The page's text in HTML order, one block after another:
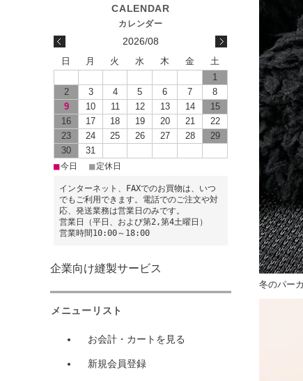
冬のパー
2026/08
日 月 火 水 木 金
土
1
2
3 4 5 6 7
8
9
10 11 12 13 14
15
16
17 18 19 20 21
22
23
24 25 26 27 28
29
30
31
■今日 ■ 定休日
インターネット、FAXでのお買物は、いつ
でもご利用できます。電話でのご注文や対
応、発送業務は営業日のみです。
営業日（平日、および第2,第4土曜日）
営業時間10:00～18:00
企業向け縫製サービス
メニューリスト
お会計・カートを見る
新規会員登録